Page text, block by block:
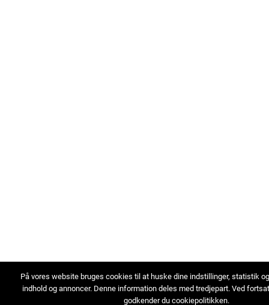
På vores website bruges cookies til at huske dine indstillinger, statistik
indhold og annoncer. Denne information deles med tredjepart. Ved
godkender du cookiepolitikken.